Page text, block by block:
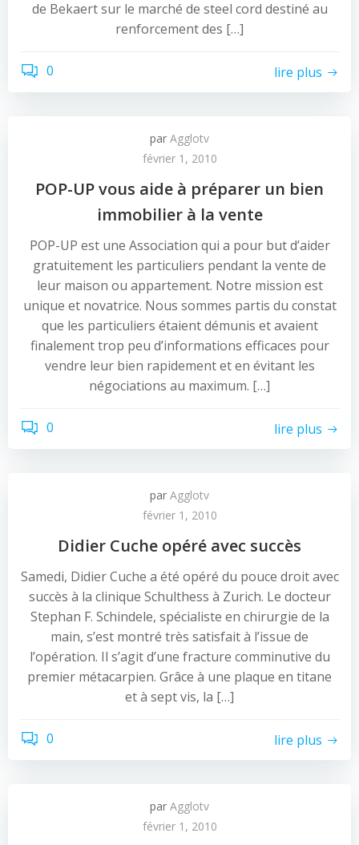
de Bekaert sur le marché de steel cord destiné au
renforcement des […]
0 lire plus
par Agglotv
février 1, 2010
POP-UP vous aide à préparer un bien
immobilier à la vente
POP-UP est une Association qui a pour but d’aider
gratuitement les particuliers pendant la vente de
leur maison ou appartement. Notre mission est
unique et novatrice. Nous sommes partis du constat
que les particuliers étaient démunis et avaient
finalement trop peu d’informations efficaces pour
vendre leur bien rapidement et en évitant les
négociations au maximum. […]
0 lire plus
par Agglotv
février 1, 2010
Didier Cuche opéré avec succès
Samedi, Didier Cuche a été opéré du pouce droit avec
succès à la clinique Schulthess à Zurich. Le docteur
Stephan F. Schindele, spécialiste en chirurgie de la
main, s’est montré très satisfait à l’issue de
l’opération. Il s’agit d’une fracture comminutive du
premier métacarpien. Grâce à une plaque en titane
et à sept vis, la […]
0 lire plus
par Agglotv
février 1, 2010